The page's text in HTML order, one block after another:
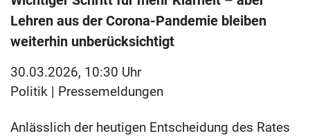
Lehren aus der Corona-Pandemie bleiben
weiterhin unberücksichtigt
30.03.2026, 10:30 Uhr
Politik | Pressemeldungen
Anlässlich der heutigen Entscheidung des Rates